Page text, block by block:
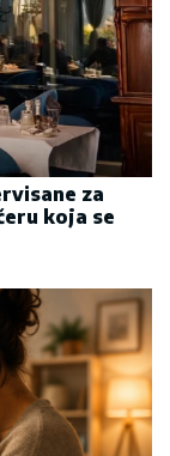
za
koja se